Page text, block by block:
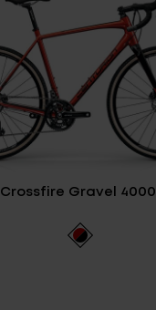
Crossfire Gravel 4000